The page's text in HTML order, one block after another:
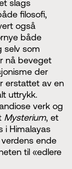
slags
filosofi,
også
både
selv som
nå beveget
der
erstattet av en
uttrykk.
verk og
Mysterium, et
i Himalayas
ende
til «edlere